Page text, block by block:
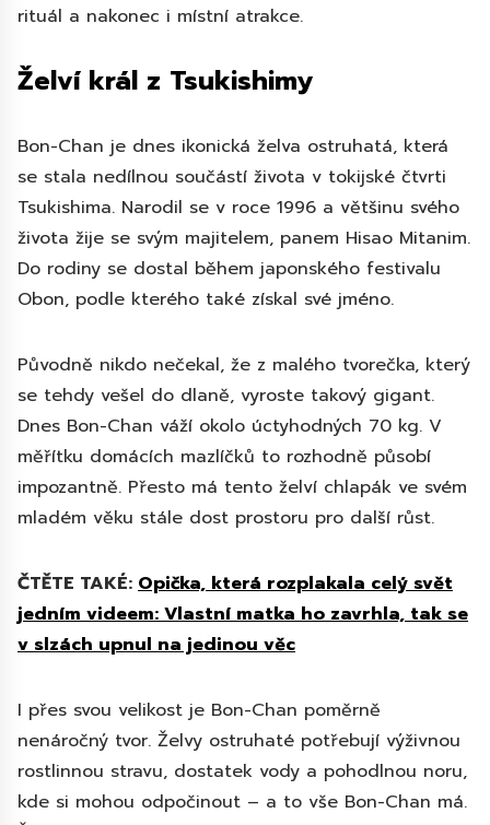
rituál a nakonec i místní atrakce.
Želví král z Tsukishimy
Bon-Chan je dnes ikonická želva ostruhatá, která
se stala nedílnou součástí života v tokijské čtvrti
Tsukishima. Narodil se v roce 1996 a většinu svého
života žije se svým majitelem, panem Hisao Mitanim.
Do rodiny se dostal během japonského festivalu
Obon, podle kterého také získal své jméno.
Původně nikdo nečekal, že z malého tvorečka, který
se tehdy vešel do dlaně, vyroste takový gigant.
Dnes Bon-Chan váží okolo úctyhodných 70 kg. V
měřítku domácích mazlíčků to rozhodně působí
impozantně. Přesto má tento želví chlapák ve svém
mladém věku stále dost prostoru pro další růst.
ČTĚTE TAKÉ: Opička, která rozplakala celý svět
jedním videem: Vlastní matka ho zavrhla, tak se
v slzách upnul na jedinou věc
I přes svou velikost je Bon-Chan poměrně
nenáročný tvor. Želvy ostruhaté potřebují výživnou
rostlinnou stravu, dostatek vody a pohodlnou noru,
kde si mohou odpočinout – a to vše Bon-Chan má.